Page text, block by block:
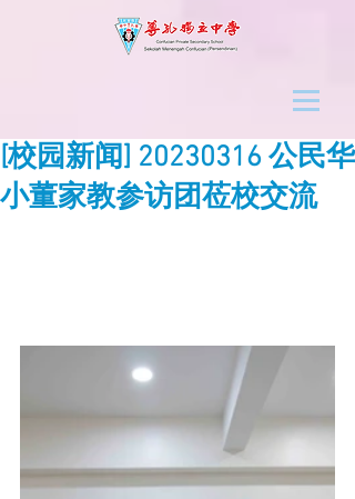
[校园新闻] 20230316 公民华
小董家教参访团莅校交流